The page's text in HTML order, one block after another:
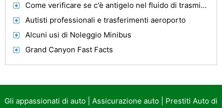
Come verificare se c'è antigelo nel fluido di trasmissione
Autisti professionali e trasferimenti aeroporto
Alcuni usi di Noleggio Minibus
Grand Canyon Fast Facts
Gli appassionati di auto Assicurazione auto Prestiti Auto di